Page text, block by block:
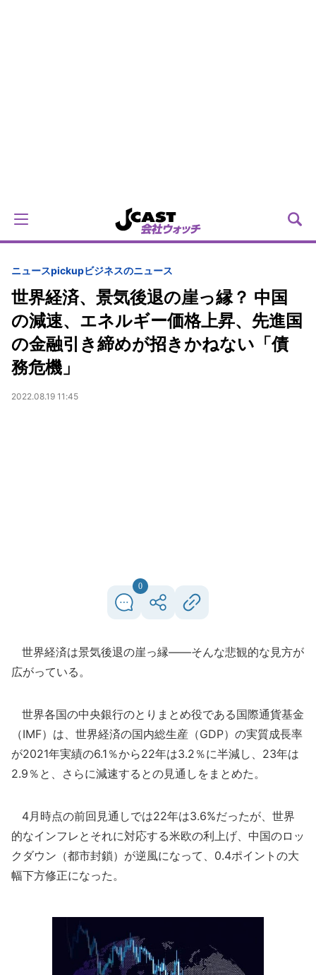
ニュースpickupビジネスのニュース
世界経済、景気後退の崖っ縁？ 中国
の減速、エネルギー価格上昇、先進国
の金融引き締めが招きかねない「債
務危機」
2022.08.19 11:45
0
世界経済は景気後退の崖っ縁――そんな悲観的な見方が
広がっている。
世界各国の中央銀行のとりまとめ役である国際通貨基金
（IMF）は、世界経済の国内総生産（GDP）の実質成長率
が2021年実績の6.1％から22年は3.2％に半減し、23年は
2.9％と、さらに減速するとの見通しをまとめた。
4月時点の前回見通しでは22年は3.6%だったが、世界
的なインフレとそれに対応する米欧の利上げ、中国のロッ
クダウン（都市封鎖）が逆風になって、0.4ポイントの大
幅下方修正になった。